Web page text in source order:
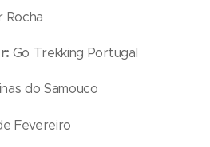
Rocha
Go Trekking Portugal
do Samouco
Fevereiro